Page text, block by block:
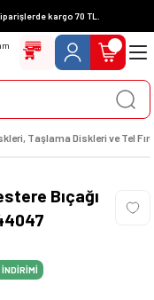
kargo 70 TL.
Taşlama Diskleri ve Tel
Bıçağı
İNDİRİMİ